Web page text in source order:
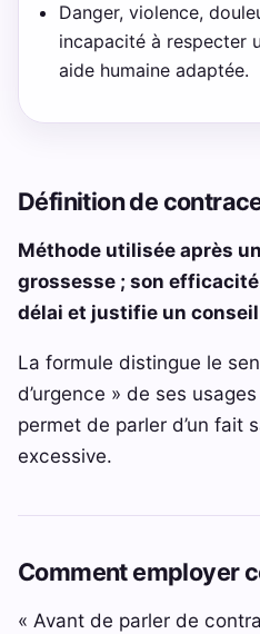
Danger, violence,
incapacité à respecter
aide humaine adaptée.
Définition de
Méthode utilisée après
grossesse ; son
délai et justifie un
La formule distingue le
d’urgence » de ses
permet de parler d’un fait
excessive.
Comment employer
« Avant de parler de